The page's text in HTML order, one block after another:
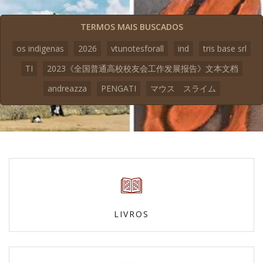
TERMOS MAIS BUSCADOS
os indigenas
2026 vtunotesforall ind
tris base srl
TI
2023《全国普通高校校友会工作发展报告》文本文档
andreazza
PENGATI マウス スライム
LIVROS